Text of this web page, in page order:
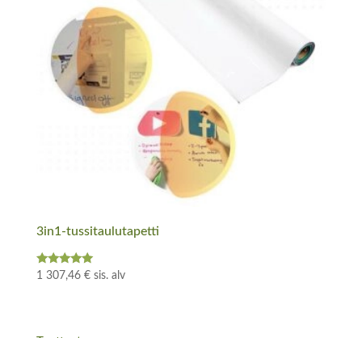
3in1-tussitaulutapetti
Arvostelu
tuotteesta:
1 307,46 € sis. alv